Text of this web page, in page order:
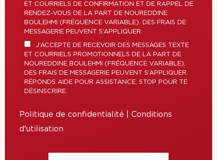
ET COURRIELS DE CONFIRMATION ET DE RAPPEL DE
RENDEZ-VOUS DE LA PART DE NOUREDDINE
BOULEHMI (FRÉQUENCE VARIABLE). DES FRAIS DE
MESSAGERIE PEUVENT S’APPLIQUER.
J’ACCEPTE DE RECEVOIR DES MESSAGES TEXTE
ET COURRIELS PROMOTIONNELS DE LA PART DE
NOUREDDINE BOULEHMI (FRÉQUENCE VARIABLE).
DES FRAIS DE MESSAGERIE PEUVENT S’APPLIQUER.
RÉPONDS AIDE POUR ASSISTANCE, STOP POUR TE
DÉSINSCRIRE.
Politique de confidentialité
Conditions
d'utilisation